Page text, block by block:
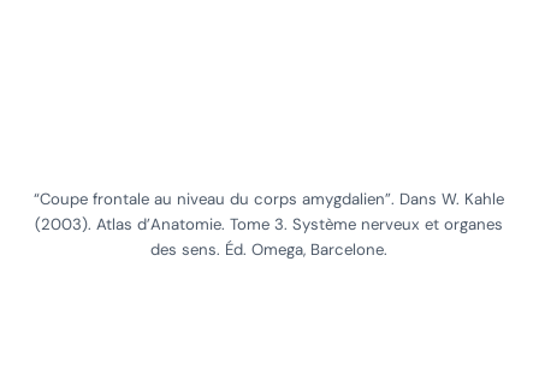
“Coupe frontale au niveau du corps amygdalien”. Dans W. Kahle
(2003). Atlas d’Anatomie. Tome 3. Système nerveux et organes
des sens. Éd. Omega, Barcelone.